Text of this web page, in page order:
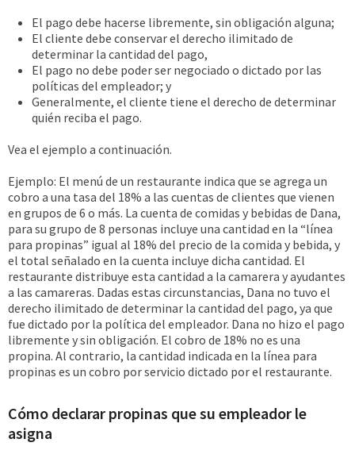
El pago debe hacerse libremente, sin obligación alguna;
El cliente debe conservar el derecho ilimitado de
determinar la cantidad del pago,
El pago no debe poder ser negociado o dictado por las
políticas del empleador; y
Generalmente, el cliente tiene el derecho de determinar
quién reciba el pago.
Vea el ejemplo a continuación.
Ejemplo: El menú de un restaurante indica que se agrega un
cobro a una tasa del 18% a las cuentas de clientes que vienen
en grupos de 6 o más. La cuenta de comidas y bebidas de Dana,
para su grupo de 8 personas incluye una cantidad en la “línea
para propinas” igual al 18% del precio de la comida y bebida, y
el total señalado en la cuenta incluye dicha cantidad. El
restaurante distribuye esta cantidad a la camarera y ayudantes
a las camareras. Dadas estas circunstancias, Dana no tuvo el
derecho ilimitado de determinar la cantidad del pago, ya que
fue dictado por la política del empleador. Dana no hizo el pago
libremente y sin obligación. El cobro de 18% no es una
propina. Al contrario, la cantidad indicada en la línea para
propinas es un cobro por servicio dictado por el restaurante.
Cómo declarar propinas que su empleador le
asigna